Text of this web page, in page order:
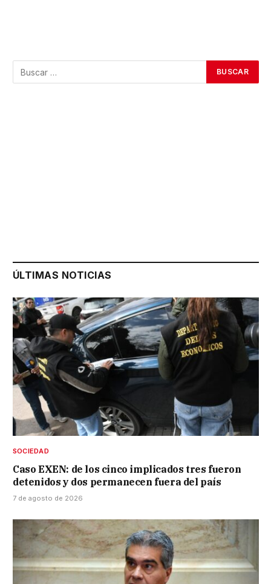
ÚLTIMAS NOTICIAS
SOCIEDAD
Caso EXEN: de los cinco implicados tres fueron
detenidos y dos permanecen fuera del país
7 de agosto de 2026